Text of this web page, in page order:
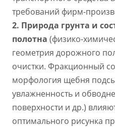
требований фирм-
2. Природа грунта и
полотна (физико-
геометрия дорожного
очистки. Фракционный
морфология щебня
увлажненность и
поверхности и др.)
оптимального рисунка